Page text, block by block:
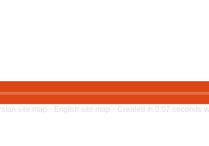
site map - English site map - Created in 0.07 seconds